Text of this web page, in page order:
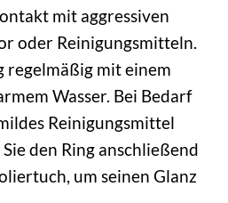
mit aggressiven
oder Reinigungsmitteln.
regelmäßig mit einem
Wasser. Bei Bedarf
Reinigungsmittel
den Ring anschließend
um seinen Glanz